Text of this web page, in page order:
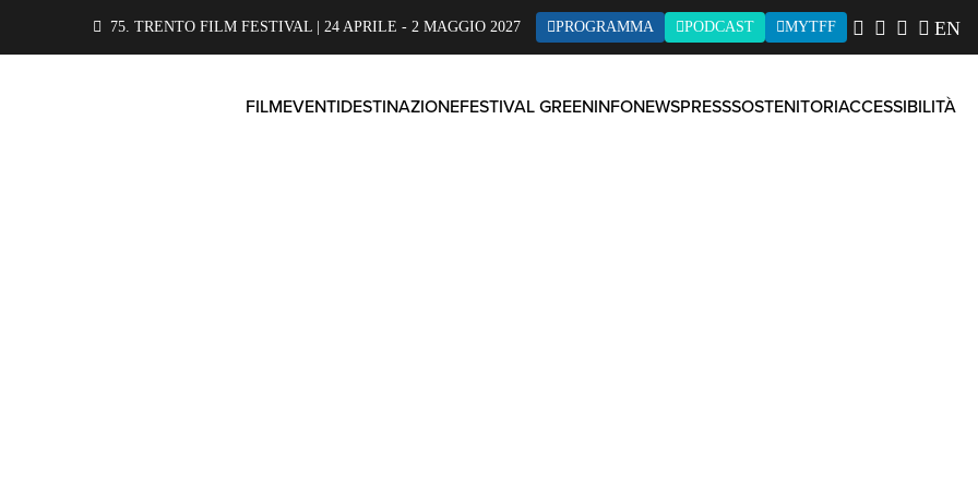
75. TRENTO FILM FESTIVAL | 24 APRILE - 2 MAGGIO 2027 PROGRAMMA PODCAST MYTFF EN
FILMEVENTIDESTINAZIONEFESTIVAL GREENINFONEWSPRESSSOSTENITORIACCESSIBILITÀ